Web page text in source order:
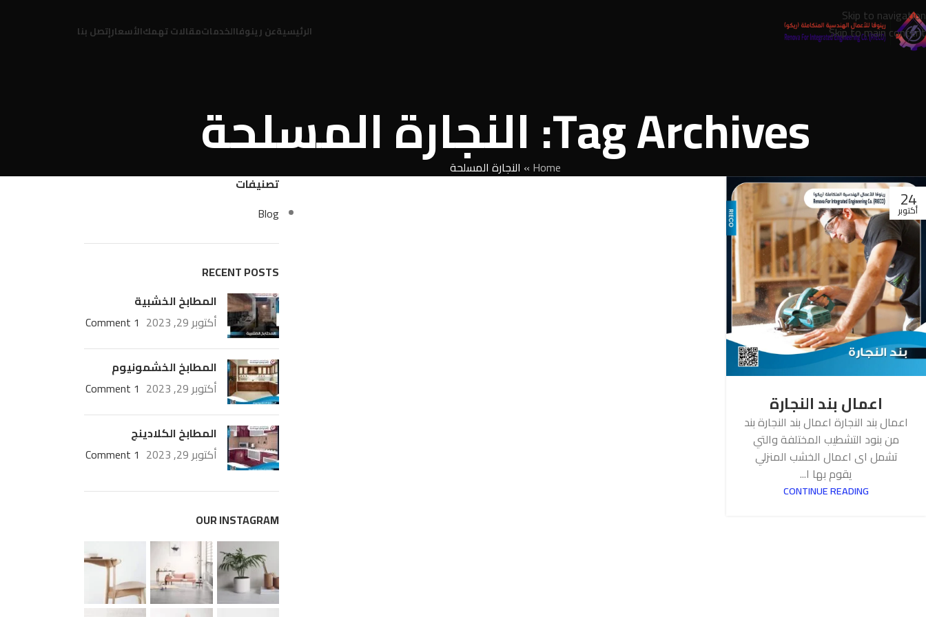
Skip to navigation
Skip to main content
الرئيسيةعن رينوفاالخدماتمقالات تهمكالأسعارإتصل بنا
Tag Archives: النجارة المسلحةHome
» النجارة المسلحة
24
أكتوبر
اعمال بند النجارة
اعمال بند النجارة اعمال بند النجارة بند
من بنود التشطيب المختلفة والتي
تشمل اى اعمال الخشب المنزلي
يقوم بها ا...
CONTINUE READING
تصنيفات
Blog
RECENT POSTS
المطابخ الخشبية
أكتوبر 29, 2023
1 Comment
المطابخ الخشمونيوم
أكتوبر 29, 2023
1 Comment
المطابخ الكلادينج
أكتوبر 29, 2023
1 Comment
OUR INSTAGRAM